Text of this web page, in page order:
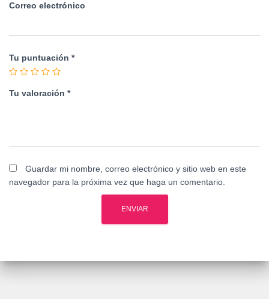
Correo electrónico
Tu puntuación *
Tu valoración *
Guardar mi nombre, correo electrónico y sitio web en este
navegador para la próxima vez que haga un comentario.